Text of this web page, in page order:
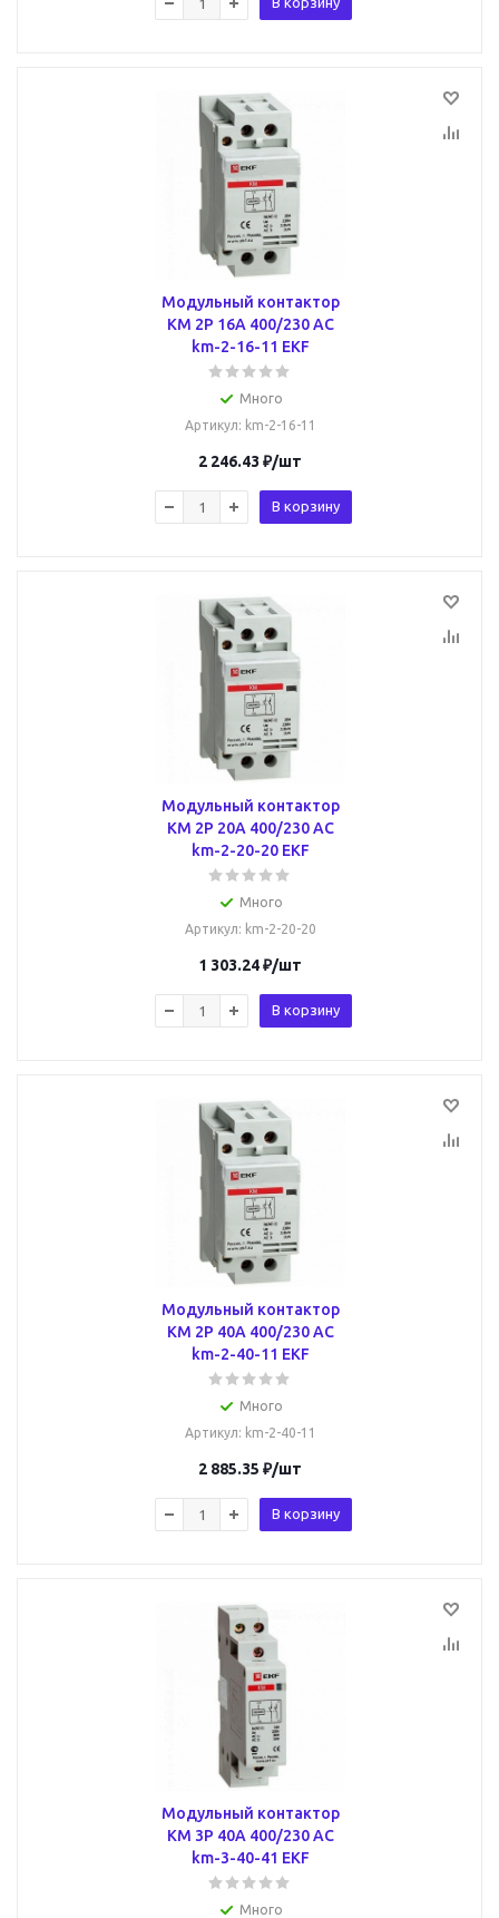
Модульный контактор
КМ 2P 16А 400/230 AC
km-2-16-11 EKF
Много
Артикул: km-2-16-11
2 246.43 ₽/шт
В корзину
Модульный контактор
КМ 2P 20А 400/230 AC
km-2-20-20 EKF
Много
Артикул: km-2-20-20
1 303.24₽/шт
В корзину
Модульный контактор
КМ 2P 40А 400/230 AC
km-2-40-11 EKF
Много
Артикул: km-2-40-11
2 885.35 ₽/шт
В корзину
Модульный контактор
КМ 3P 40А 400/230 AC
km-3-40-41 EKF
Много